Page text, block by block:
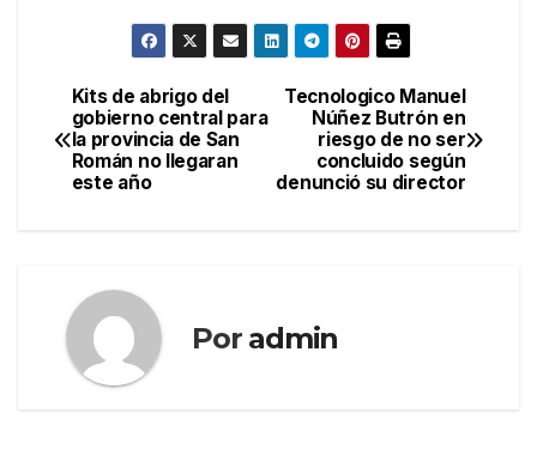
Navegación
de
Tecnologico Manuel
Núñez Butrón en
riesgo de no ser
concluido según
denunció su director
Kits de abrigo del
gobierno central para
la provincia de San
Román no llegaran
este año
Por admin